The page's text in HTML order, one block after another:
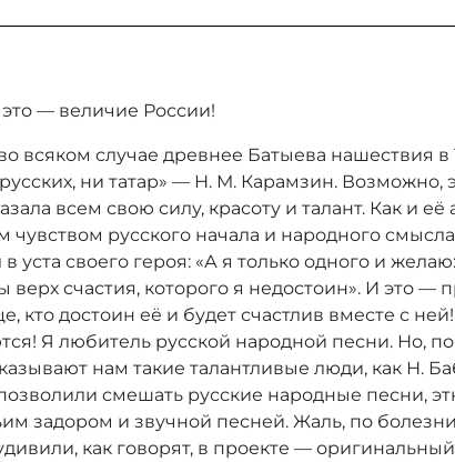
— величие России!
всяком случае древнее Батыева нашествия в
ни татар» — Н. М. Карамзин. Возможно,
всем свою силу, красоту и талант. Как и её
русского начала и народного
своего героя: «А я только одного и
верх счастия, которого я недостоин». И это
кто достоин её и будет счастлив вместе с
Я любитель русской народной песни. Но,
нам такие талантливые люди, как Н.
смешать русские народные песни,
задором и звучной песней. Жаль, по
как говорят, в проекте —